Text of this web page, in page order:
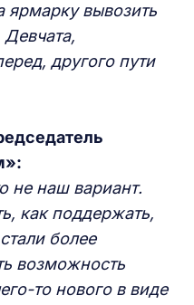
ярмарку вывозить
другого пути
не наш вариант.
как поддержать,
более
возможность
то нового в виде